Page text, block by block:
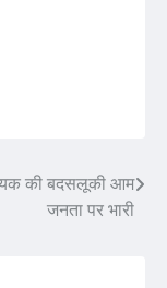
की बदसलूकी आम
जनता पर भारी